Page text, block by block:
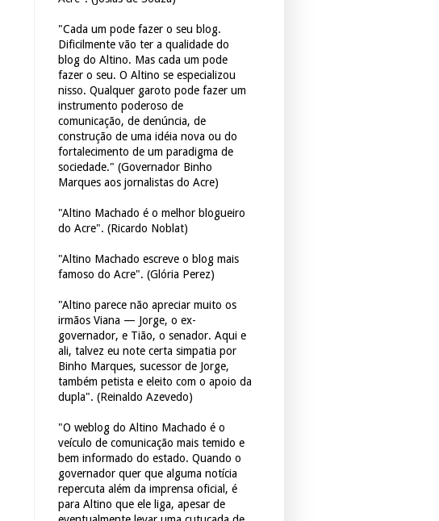
"Cada um pode fazer o seu blog.
Dificilmente vão ter a qualidade do
blog do Altino. Mas cada um pode
fazer o seu. O Altino se especializou
nisso. Qualquer garoto pode fazer um
instrumento poderoso de
comunicação, de denúncia, de
construção de uma idéia nova ou do
fortalecimento de um paradigma de
sociedade." (Governador Binho
Marques aos jornalistas do Acre)
"Altino Machado é o melhor blogueiro
do Acre". (Ricardo Noblat)
"Altino Machado escreve o blog mais
famoso do Acre". (Glória Perez)
"Altino parece não apreciar muito os
irmãos Viana — Jorge, o ex-
governador, e Tião, o senador. Aqui e
ali, talvez eu note certa simpatia por
Binho Marques, sucessor de Jorge,
também petista e eleito com o apoio da
dupla". (Reinaldo Azevedo)
"O weblog do Altino Machado é o
veículo de comunicação mais temido e
bem informado do estado. Quando o
governador quer que alguma notícia
repercuta além da imprensa oficial, é
para Altino que ele liga, apesar de